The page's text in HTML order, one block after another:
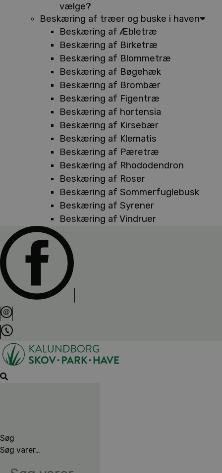
vælge?
Beskæring af træer og buske i haven
Beskæring af Æbletræ
Beskæring af Birketræ
Beskæring af Blommetræ
Beskæring af Bøgehæk
Beskæring af Brombær
Beskæring af Figentræ
Beskæring af hortensia
Beskæring af Kirsebær
Beskæring af Klematis
Beskæring af Pæretræ
Beskæring af Rhododendron
Beskæring af Roser
Beskæring af Sommerfuglebusk
Beskæring af Syrener
Beskæring af Vindruer
Søg
Søg varer…